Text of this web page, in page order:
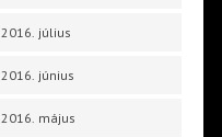
2016. július
2016. június
2016. május